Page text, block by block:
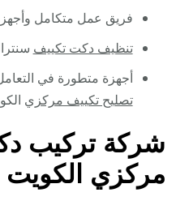
فريق عمل متكامل
تنظيف دكت تكييف
أجهزة متطورة في
تصليح تكييف مركزي
شركة تركيب
مركزي الكويت